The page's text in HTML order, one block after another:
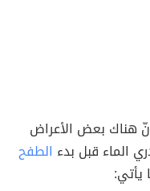
هناك بعض الأعراض
الماء قبل بدء الطفح
يأتي: